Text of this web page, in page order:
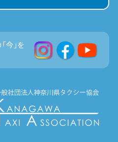
今」を